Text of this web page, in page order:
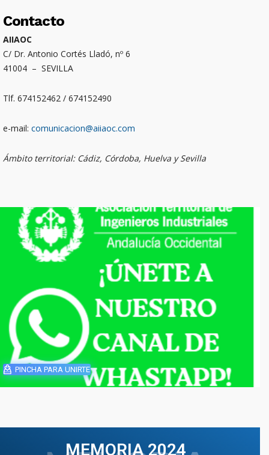
Contacto
AIIAOC
C/ Dr. Antonio Cortés Lladó, nº 6
41004 – SEVILLA
Tlf. 674152462 / 674152490
e-mail: comunicacion@aiiaoc.com
Ámbito territorial: Cádiz, Córdoba, Huelva y Sevilla
PINCHA PARA UNIRTE
MEMORIA 2024